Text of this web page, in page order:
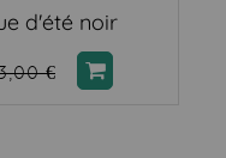
d'été noir
€